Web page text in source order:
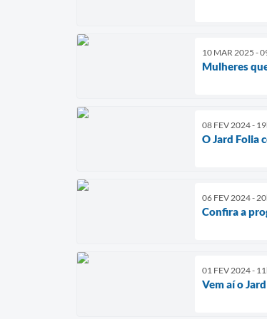
10 MAR 2025 -
Mulheres
08 FEV 2024 -
O Jard Folia
06 FEV 2024 -
Confira a
01 FEV 2024 -
Vem aí o